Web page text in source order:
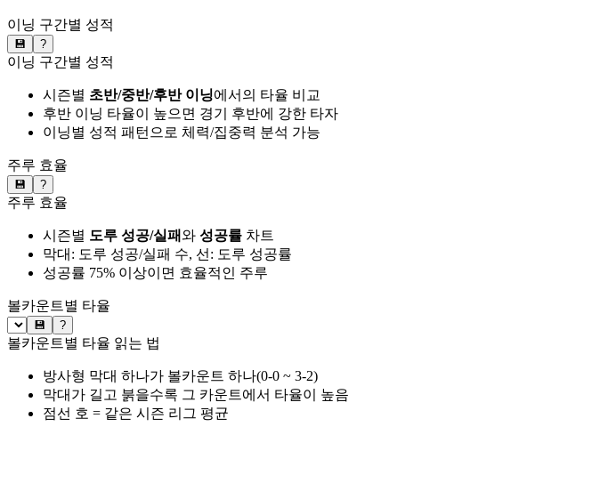
이닝 구간별 성적
💾 ?
이닝 구간별 성적
시즌별 초반/중반/후반 이닝에서의 타율 비교
후반 이닝 타율이 높으면 경기 후반에 강한 타자
이닝별 성적 패턴으로 체력/집중력 분석 가능
주루 효율
💾 ?
주루 효율
시즌별 도루 성공/실패와 성공률 차트
막대: 도루 성공/실패 수, 선: 도루 성공률
성공률 75% 이상이면 효율적인 주루
볼카운트별 타율
💾 ?
볼카운트별 타율 읽는 법
방사형 막대 하나가 볼카운트 하나(0-0 ~ 3-2)
막대가 길고 붉을수록 그 카운트에서 타율이 높음
점선 호 = 같은 시즌 리그 평균